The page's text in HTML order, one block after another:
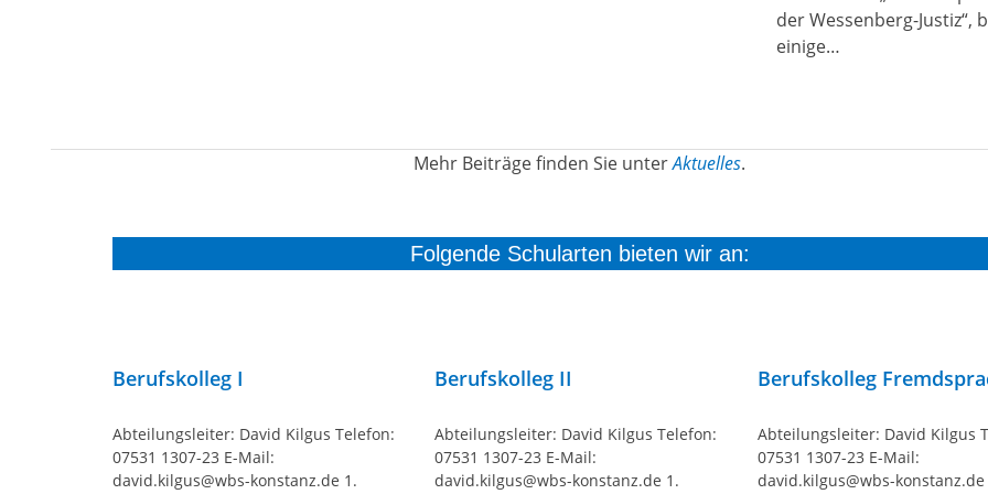
der Wessenberg-Justiz“,
einige…
Mehr Beiträge finden Sie unterAktuelles.
Folgende Schularten bieten wir an:
Berufskolleg I
Abteilungsleiter: David Kilgus Telefon:
07531 1307-23 E-Mail:
david.kilgus@wbs-konstanz.de 1.
Berufskolleg II
Abteilungsleiter: David Kilgus Telefon:
07531 1307-23 E-Mail:
david.kilgus@wbs-konstanz.de 1.
Berufskolleg
Abteilungsleiter: David Kilgus
07531 1307-23 E-Mail:
david.kilgus@wbs-konstanz.de